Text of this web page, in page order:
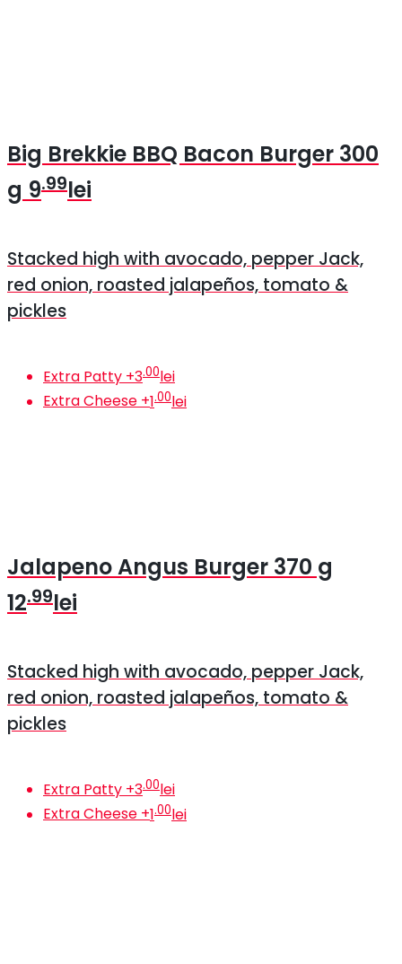
Big Brekkie BBQ Bacon Burger 300
g 9.99lei
Stacked high with avocado, pepper Jack,
red onion, roasted jalapeños, tomato &
pickles
Extra Patty +3.00lei
Extra Cheese +1.00lei
Jalapeno Angus Burger 370 g
12.99lei
Stacked high with avocado, pepper Jack,
red onion, roasted jalapeños, tomato &
pickles
Extra Patty +3.00lei
Extra Cheese +1.00lei